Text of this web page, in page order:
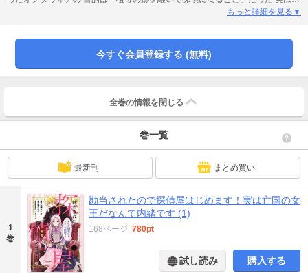
びた帝室の正統な後継者である彼女は、全知全能の帽子・ハットを相方に、祖
途は多難?探偵令嬢VS怪盗の異世界ファンタジーラブコメディ第1巻!★単行本カ
バー下画像収録★電子版は連載時のカラーを収録しております！」
もっと詳細を見る▼
今すぐ会員登録する (無料)
全巻の情報を 閉じる
巻一覧
最新刊 まとめ買い
1
巻
勘当されたので探偵屋はじめます！実は亡国の女
王だなんて内緒です (1)
168ページ |780pt
試し読み 購入する